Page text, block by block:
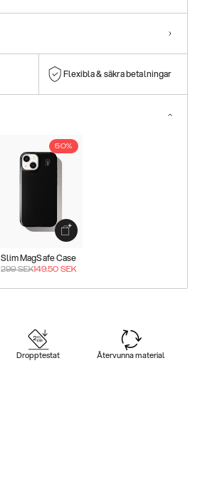
Flexibla & säkra betalningar
50%
Slim MagSafe Case
299SEK149.50 SEK
Dropptestat Återvunna material